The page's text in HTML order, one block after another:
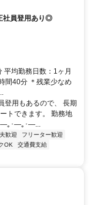
社員登用あり◎
平均勤務日数：1ヶ月
間40分 ＊残業少なめ
登用もあるので、 長期
トできます。 勤務地
―｡･―｡･―...
歓迎
フリーター歓迎
OK
交通費支給